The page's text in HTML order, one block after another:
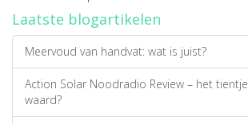
Laatste blogartikelen
Meervoud van handvat: wat is juist?
Action Solar Noodradio Review – het tientje
waard?